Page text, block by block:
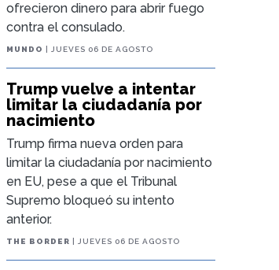
ofrecieron dinero para abrir fuego
contra el consulado.
MUNDO | JUEVES 06 DE AGOSTO
Trump vuelve a intentar
limitar la ciudadanía por
nacimiento
Trump firma nueva orden para
limitar la ciudadanía por nacimiento
en EU, pese a que el Tribunal
Supremo bloqueó su intento
anterior.
THE BORDER | JUEVES 06 DE AGOSTO